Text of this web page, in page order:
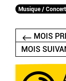
Musique / Concert
MOIS
MOIS